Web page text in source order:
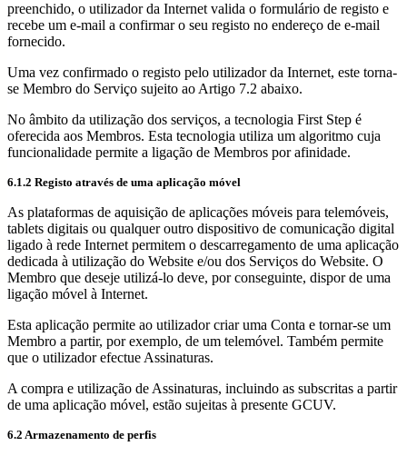
preenchido, o utilizador da Internet valida o formulário de registo e
recebe um e-mail a confirmar o seu registo no endereço de e-mail
fornecido.
Uma vez confirmado o registo pelo utilizador da Internet, este torna-
se Membro do Serviço sujeito ao Artigo 7.2 abaixo.
No âmbito da utilização dos serviços, a tecnologia First Step é
oferecida aos Membros. Esta tecnologia utiliza um algoritmo cuja
funcionalidade permite a ligação de Membros por afinidade.
6.1.2 Registo através de uma aplicação móvel
As plataformas de aquisição de aplicações móveis para telemóveis,
tablets digitais ou qualquer outro dispositivo de comunicação digital
ligado à rede Internet permitem o descarregamento de uma aplicação
dedicada à utilização do Website e/ou dos Serviços do Website. O
Membro que deseje utilizá-lo deve, por conseguinte, dispor de uma
ligação móvel à Internet.
Esta aplicação permite ao utilizador criar uma Conta e tornar-se um
Membro a partir, por exemplo, de um telemóvel. Também permite
que o utilizador efectue Assinaturas.
A compra e utilização de Assinaturas, incluindo as subscritas a partir
de uma aplicação móvel, estão sujeitas à presente GCUV.
6.2 Armazenamento de perfis